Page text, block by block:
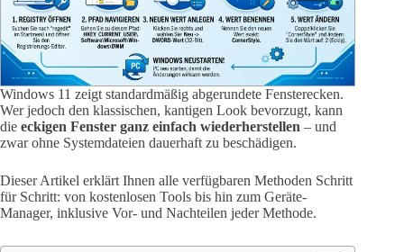
Windows 11 zeigt standardmäßig abgerundete Fensterecken.
Wer jedoch den klassischen, kantigen Look bevorzugt, kann
die eckigen Fenster ganz einfach wiederherstellen – und
zwar ohne Systemdateien dauerhaft zu beschädigen.
Dieser Artikel erklärt Ihnen alle verfügbaren Methoden Schritt
für Schritt: von kostenlosen Tools bis hin zum Geräte-
Manager, inklusive Vor- und Nachteilen jeder Methode.